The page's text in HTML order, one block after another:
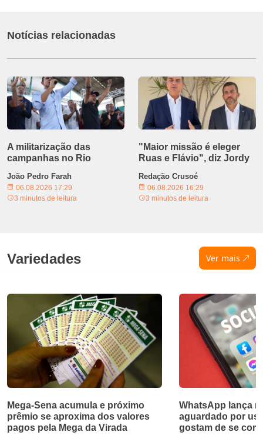
Notícias relacionadas
A militarização das
campanhas no Rio
João Pedro Farah
06.08.2026 17:29
3 minutos de leitura
"Maior missão é eleger
Ruas e Flávio", diz Jordy
Redação Crusoé
06.08.2026 16:29
3 minutos de leitura
Variedades Ver mais
Mega-Sena acumula e próximo
prêmio se aproxima dos valores
pagos pela Mega da Virada
WhatsApp lança
aguardado por
gostam de se